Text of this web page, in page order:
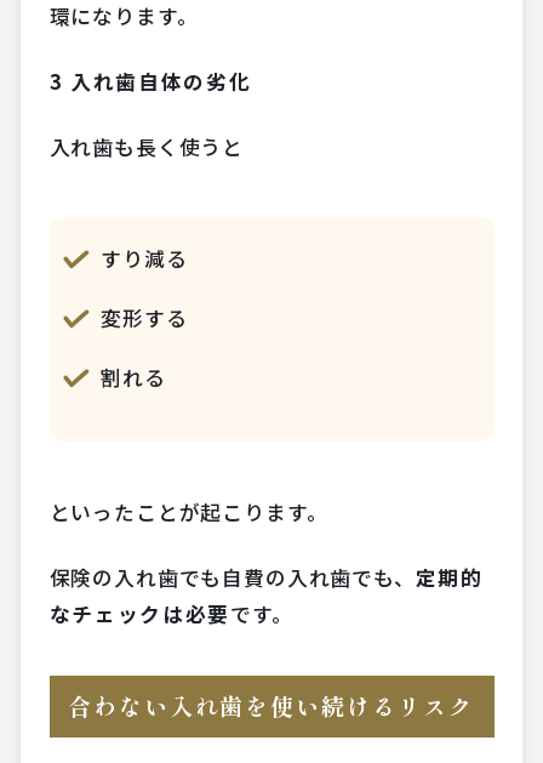
環になります。
3 入れ歯自体の劣化
入れ歯も長く使うと
すり減る
変形する
割れる
といったことが起こります。
保険の入れ歯でも自費の入れ歯でも、 定期的
なチェックは必要です。
合わない入れ歯を使い続けるリスク